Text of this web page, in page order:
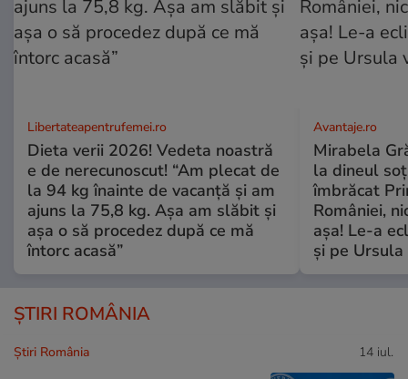
Libertateapentrufemei.ro
Dieta verii 2026! Vedeta noastră
e de nerecunoscut! “Am plecat de
la 94 kg înainte de vacanță și am
ajuns la 75,8 kg. Așa am slăbit și
așa o să procedez după ce mă
întorc acasă”
Avantaje.ro
Mirabela
la dineul
îmbrăcat
României,
așa! Le-a
și pe
ȘTIRI ROMÂNIA
Știri România 14 iul.